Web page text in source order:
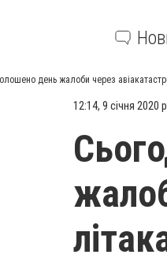
день жалоби через
12:14, 9 січня 2020 р.